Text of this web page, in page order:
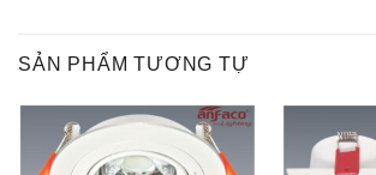
SẢN PHẨM TƯƠNG TỰ